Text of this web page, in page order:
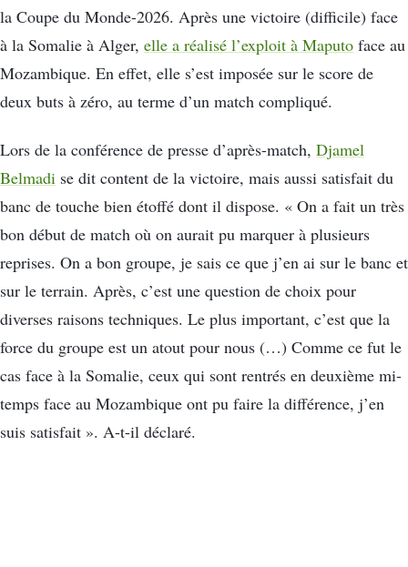
la Coupe du Monde-2026. Après une victoire (difficile) face
à la Somalie à Alger, elle a réalisé l’exploit à Maputo face au
Mozambique. En effet, elle s’est imposée sur le score de
deux buts à zéro, au terme d’un match compliqué.
Lors de la conférence de presse d’après-match, Djamel
Belmadi se dit content de la victoire, mais aussi satisfait du
banc de touche bien étoffé dont il dispose. « On a fait un très
bon début de match où on aurait pu marquer à plusieurs
reprises. On a bon groupe, je sais ce que j’en ai sur le banc et
sur le terrain. Après, c’est une question de choix pour
diverses raisons techniques. Le plus important, c’est que la
force du groupe est un atout pour nous (…) Comme ce fut le
cas face à la Somalie, ceux qui sont rentrés en deuxième mi-
temps face au Mozambique ont pu faire la différence, j’en
suis satisfait ». A-t-il déclaré.